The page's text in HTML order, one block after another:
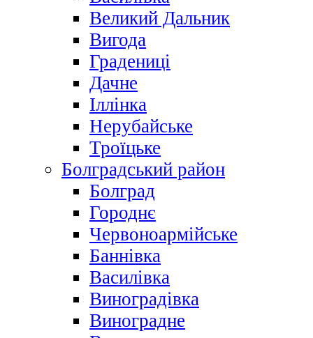
Великий Дальник
Вигода
Градениці
Дачне
Іллінка
Нерубайське
Троїцьке
Болградський район
Болград
Городнє
Червоноармійське
Баннівка
Василівка
Виноградівка
Виноградне